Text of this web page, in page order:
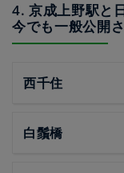
4. 京成上野駅と
今でも一般公開
西千住
白鬚橋